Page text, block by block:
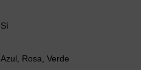
Sí
Azul, Rosa, Verde